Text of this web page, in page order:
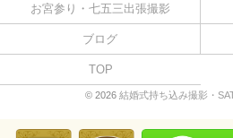
お宮参り・七五三出張撮影
ブログ
TOP
© 2026 結婚式持ち込み撮影・